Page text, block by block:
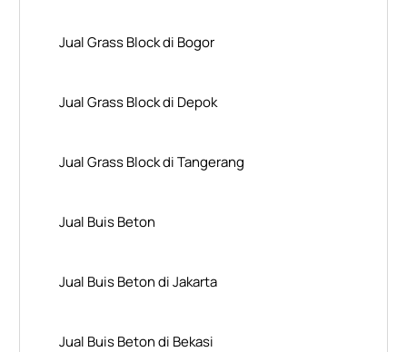
Jual Grass Block di Bogor
Jual Grass Block di Depok
Jual Grass Block di Tangerang
Jual Buis Beton
Jual Buis Beton di Jakarta
Jual Buis Beton di Bekasi